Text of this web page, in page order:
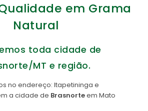
em Grama
Natural
toda cidade de
MT e região.
no endereço: Itapetininga e
a cidade de Brasnorteem Mato